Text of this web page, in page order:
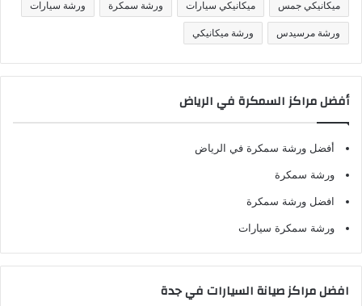
ميكانيكي جمس ميكانيكي سيارات ورشة سمكرة ورشة سيارات
ورشة مرسيدس ورشة ميكانيكي
أفضل مراكز السمكرة في الرياض
أفضل ورشة سمكرة في الرياض
ورشة سمكرة
افضل ورشة سمكرة
ورشة سمكرة سيارات
افضل مراكز صيانة السيارات في جدة